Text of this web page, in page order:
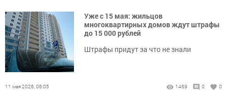
Уже с 15 мая: жильцов
многоквартирных домов ждут штрафы
до 15 000 рублей
Штрафы придут за что не знали
11 мая 2026, 06:05 1469 0 0